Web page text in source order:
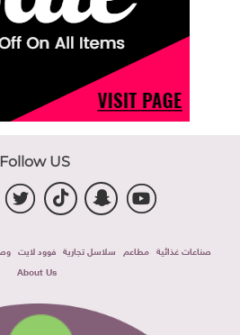
Follow US
صناعات غذائية مطاعم سلاسل تجارية فوود لايت
About Us